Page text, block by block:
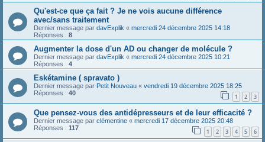
Qu'est-ce que ça fait ? Je ne vois aucune différence
avec/sans traitement
Dernier message par davExplik « mercredi 24 décembre 2025 14:18
Réponses : 8
Augmenter la dose d'un AD ou changer de molécule ?
Dernier message par davExplik « mercredi 24 décembre 2025 10:21
Réponses : 4
Eskétamine ( spravato )
Dernier message par Petit Nouveau « vendredi 19 décembre 2025 18:25
Réponses : 40 1 2 3
Que pensez-vous des antidépresseurs et de leur efficacité ?
Dernier message par clémentine « mercredi 17 décembre 2025 20:48
Réponses : 117 1 2 3 4 5 6